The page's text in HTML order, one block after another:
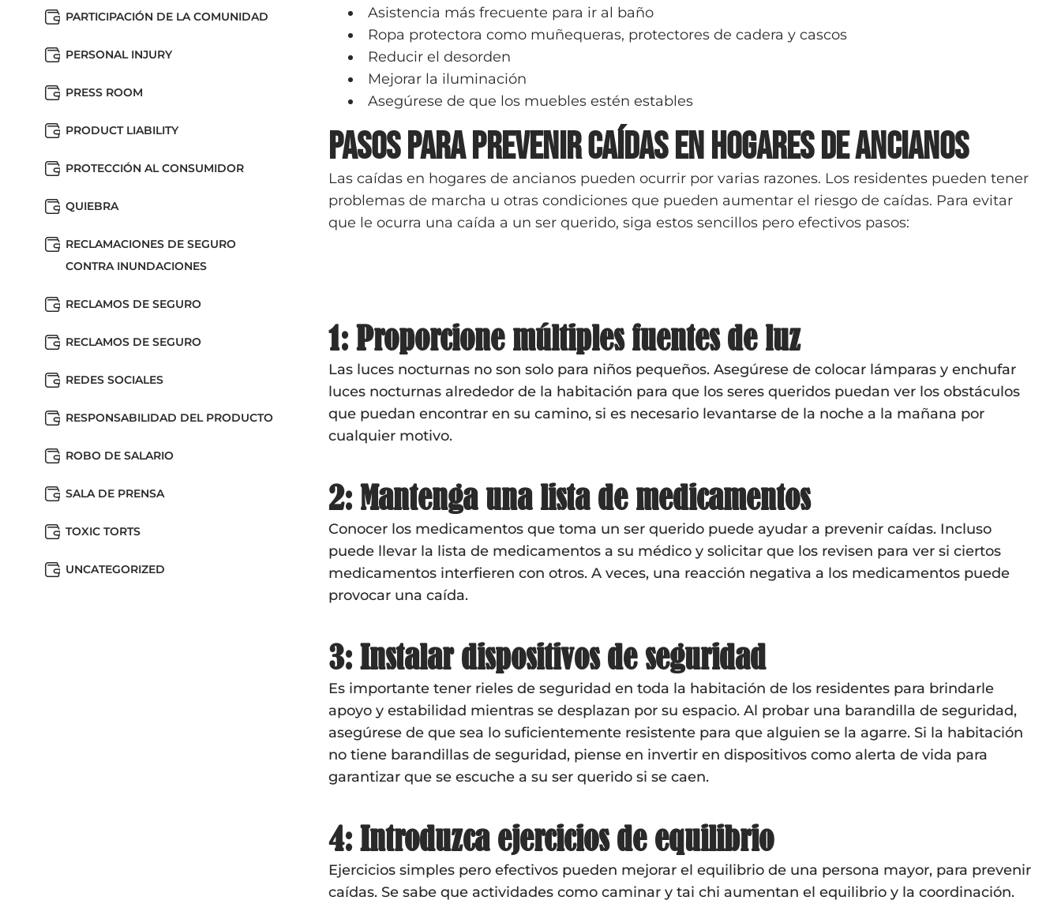
PARTICIPACIÓN DE LA COMUNIDAD
PERSONAL INJURY
PRESS ROOM
PRODUCT LIABILITY
PROTECCIÓN AL CONSUMIDOR
QUIEBRA
RECLAMACIONES DE SEGURO
CONTRA INUNDACIONES
RECLAMOS DE SEGURO
RECLAMOS DE SEGURO
REDES SOCIALES
RESPONSABILIDAD DEL PRODUCTO
ROBO DE SALARIO
SALA DE PRENSA
TOXIC TORTS
UNCATEGORIZED
Asistencia más frecuente para ir al baño
Ropa protectora como muñequeras, protectores de cadera y cascos
Reducir el desorden
Mejorar la iluminación
Asegúrese de que los muebles estén estables
Pasos para prevenir caídas en hogares de ancianos
Las caídas en hogares de ancianos pueden ocurrir por varias razones. Los residentes pueden tener
problemas de marcha u otras condiciones que pueden aumentar el riesgo de caídas. Para evitar
que le ocurra una caída a un ser querido, siga estos sencillos pero efectivos pasos:
1: Proporcione múltiples fuentes de luz
Las luces nocturnas no son solo para niños pequeños. Asegúrese de colocar lámparas y enchufar
luces nocturnas alrededor de la habitación para que los seres queridos puedan ver los obstáculos
que puedan encontrar en su camino, si es necesario levantarse de la noche a la mañana por
cualquier motivo.
2: Mantenga una lista de medicamentos
Conocer los medicamentos que toma un ser querido puede ayudar a prevenir caídas. Incluso
puede llevar la lista de medicamentos a su médico y solicitar que los revisen para ver si ciertos
medicamentos interfieren con otros. A veces, una reacción negativa a los medicamentos puede
provocar una caída.
3: Instalar dispositivos de seguridad
Es importante tener rieles de seguridad en toda la habitación de los residentes para brindarle
apoyo y estabilidad mientras se desplazan por su espacio. Al probar una barandilla de seguridad,
asegúrese de que sea lo suficientemente resistente para que alguien se la agarre. Si la habitación
no tiene barandillas de seguridad, piense en invertir en dispositivos como alerta de vida para
garantizar que se escuche a su ser querido si se caen.
4: Introduzca ejercicios de equilibrio
Ejercicios simples pero efectivos pueden mejorar el equilibrio de una persona mayor, para prevenir
caídas. Se sabe que actividades como caminar y tai chi aumentan el equilibrio y la coordinación.